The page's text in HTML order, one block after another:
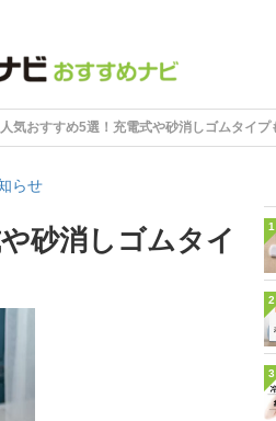
気おすすめ5選！充電式や砂消しゴムタイプ
らせ
砂消しゴムタイ
1
2
3